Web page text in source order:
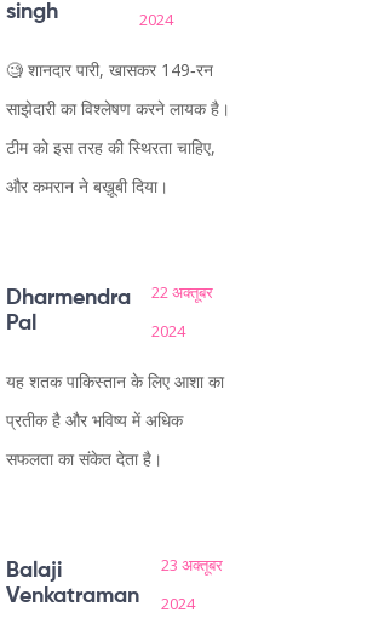
singh
2024
🧐 शानदार पारी, खासकर 149‑रन
साझेदारी का विश्लेषण करने लायक है।
टीम को इस तरह की स्थिरता चाहिए,
और कमरान ने बख़ूबी दिया।
Dharmendra
Pal
22 अक्तूबर
2024
यह शतक पाकिस्तान के लिए आशा का
प्रतीक है और भविष्य में अधिक
सफलता का संकेत देता है।
Balaji
Venkatraman
23 अक्तूबर
2024